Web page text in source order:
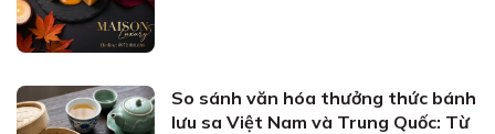
So sánh văn hóa thưởng thức bánh
lưu sa Việt Nam và Trung Quốc: Từ